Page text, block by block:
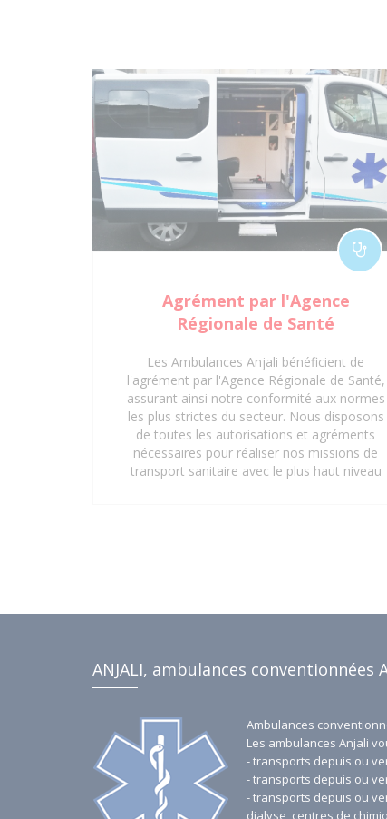
Agrément par l'Agence
Régionale de Santé
Les Ambulances Anjali bénéficient de
l'agrément par l'Agence Régionale de Santé,
assurant ainsi notre conformité aux normes
les plus strictes du secteur. Nous disposons
de toutes les autorisations et agréments
nécessaires pour réaliser nos missions de
transport sanitaire avec le plus haut niveau
agréments pour un service de transport
ANJALI, ambulances conventionnées
Ambulances
Les ambulances Anjali
- transports depuis ou
- transports depuis ou
- transports depuis ou
dialyse, centres de